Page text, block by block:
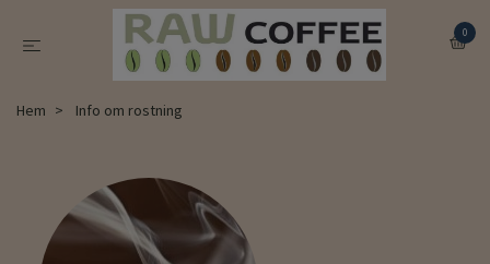
0
Hem Info om rostning